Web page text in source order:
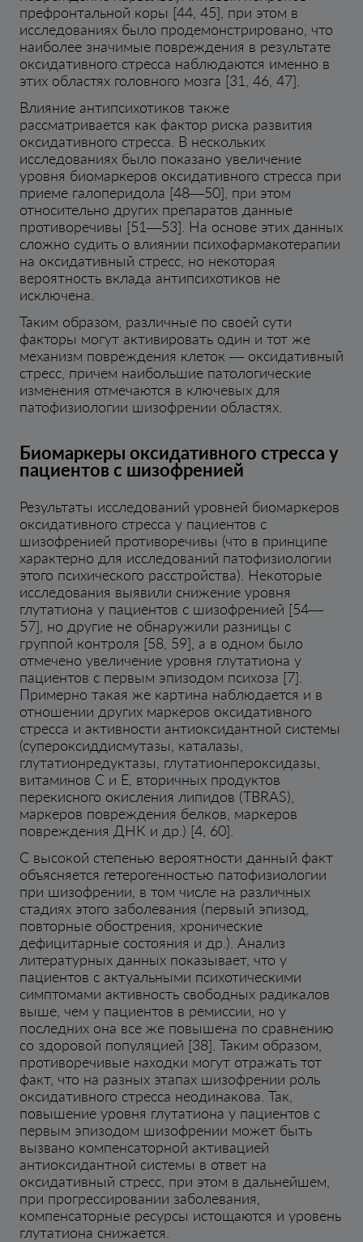
префронтальной коры [44, 45], при этом в
исследованиях было продемонстрировано, что
наиболее значимые повреждения в результате
оксидативного стресса наблюдаются именно в
этих областях головного мозга [31, 46, 47].
Влияние антипсихотиков также
рассматривается как фактор риска развития
оксидативного стресса. В нескольких
исследованиях было показано увеличение
уровня биомаркеров оксидативного стресса при
приеме галоперидола [48—50], при этом
относительно других препаратов данные
противоречивы [51—53]. На основе этих данных
сложно судить о влиянии психофармакотерапии
на оксидативный стресс, но некоторая
вероятность вклада антипсихотиков не
исключена.
Таким образом, различные по своей сути
факторы могут активировать один и тот же
механизм повреждения клеток — оксидативный
стресс, причем наибольшие патологические
изменения отмечаются в ключевых для
патофизиологии шизофрении областях.
Биомаркеры оксидативного стресса у
пациентов с шизофренией
Результаты исследований уровней биомаркеров
оксидативного стресса у пациентов с
шизофренией противоречивы (что в принципе
характерно для исследований патофизиологии
этого психического расстройства). Некоторые
исследования выявили снижение уровня
глутатиона у пациентов с шизофренией [54—
57], но другие не обнаружили разницы с
группой контроля [58, 59], а в одном было
отмечено увеличение уровня глутатиона у
пациентов с первым эпизодом психоза [7].
Примерно такая же картина наблюдается и в
отношении других маркеров оксидативного
стресса и активности антиоксидантной системы
(супероксиддисмутазы, каталазы,
глутатионредуктазы, глутатионпероксидазы,
витаминов C и E, вторичных продуктов
перекисного окисления липидов (TBRAS),
маркеров повреждения белков, маркеров
повреждения ДНК и др.) [4, 60].
С высокой степенью вероятности данный факт
объясняется гетерогенностью патофизиологии
при шизофрении, в том числе на различных
стадиях этого заболевания (первый эпизод,
повторные обострения, хронические
дефицитарные состояния и др.). Анализ
литературных данных показывает, что у
пациентов с актуальными психотическими
симптомами активность свободных радикалов
выше, чем у пациентов в ремиссии, но у
последних она все же повышена по сравнению
со здоровой популяцией [38]. Таким образом,
противоречивые находки могут отражать тот
факт, что на разных этапах шизофрении роль
оксидативного стресса неодинакова. Так,
повышение уровня глутатиона у пациентов с
первым эпизодом шизофрении может быть
вызвано компенсаторной активацией
антиоксидантной системы в ответ на
оксидативный стресс, при этом в дальнейшем,
при прогрессировании заболевания,
компенсаторные ресурсы истощаются и уровень
глутатиона снижается.